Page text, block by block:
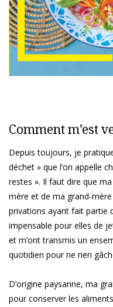
Comment m’est
Depuis toujours, je
déchet » que l’on appelle
restes ». Il faut dire que
mère et de ma grand-
privations ayant fait partie
impensable pour elles de
et m’ont transmis un
quotidien pour ne rien
D’origine paysanne, ma
pour conserver les